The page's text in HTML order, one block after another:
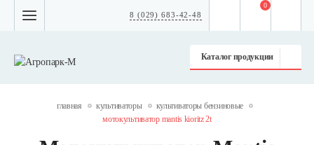
8 (029) 683-42-48
Каталог продукции
0
главная культиваторы
культиваторы бензиновые
мотокультиватор mantis kioritz 2t